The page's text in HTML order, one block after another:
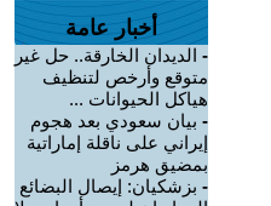
أخبار عامة
- الديدان الخارقة.. حل غير
متوقع وأرخص لتنظيف
هياكل الحيوانات ...
- بيان سعودي بعد هجوم
إيراني على ناقلة إماراتية
بمضيق هرمز
- بزشكيان: إيصال البضائع